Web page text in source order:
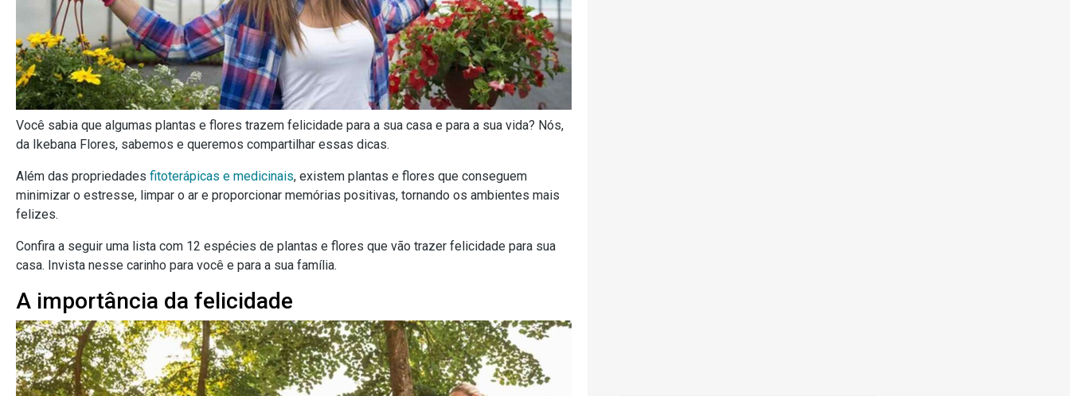
Você sabia que algumas plantas e flores trazem felicidade para a sua casa e para a sua vida? Nós,
da Ikebana Flores, sabemos e queremos compartilhar essas dicas.
Além das propriedades fitoterápicas e medicinais, existem plantas e flores que conseguem
minimizar o estresse, limpar o ar e proporcionar memórias positivas, tornando os ambientes mais
felizes.
Confira a seguir uma lista com 12 espécies de plantas e flores que vão trazer felicidade para sua
casa. Invista nesse carinho para você e para a sua família.
A importância da felicidade